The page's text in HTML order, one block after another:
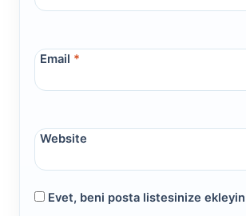
Email *
Website
Evet, beni posta listesinize ekleyin